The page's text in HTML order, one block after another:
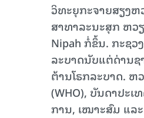
ວິທະຍຸກະຈາຍສຽງ
ສາທາລະນະສຸກ ຫວ
Nipah ກໍ່ຂຶ້ນ. ກະຊ
ລະບາດນັບແຕ່ດ່ານ
ຕ້ານໂຣກລະບາດ. ຫ
(WHO), ບັນດາປະ
ການ, ເໝາະສົມ ແລ